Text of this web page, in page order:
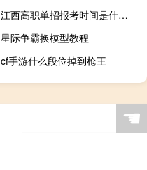
江西高职单招报考时间是什么时候
星际争霸换模型教程
cf手游什么段位掉到枪王
☚